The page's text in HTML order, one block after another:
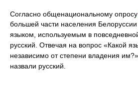
Согласно общенациональному опросу
большей части населения
языком, используемым в
русский. Отвечая на вопрос «Какой
независимо от степени владения
назвали русский.